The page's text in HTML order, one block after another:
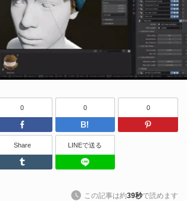
Twitter
0
Facebook
0
はてなブッ
0
Feedly
Share
Tumblr
LINEで送る
この記事は約39秒で読めます